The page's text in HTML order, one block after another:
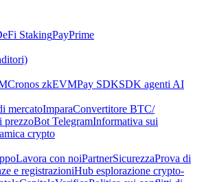
StakingPayPrime
Cronos zkEVMPay SDKSDK agenti AI
mercatoImparaConvertitore BTC/
prezzoBot TelegramInformativa sui
crypto
Lavora con noiPartnerSicurezzaProva di
e registrazioniHub esplorazione crypto-